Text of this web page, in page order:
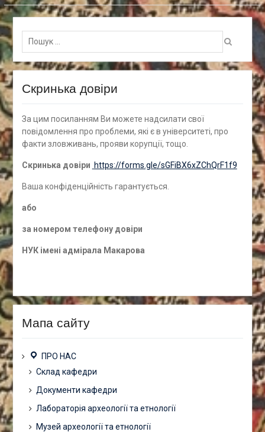
Пошук
для:
Скринька довіри
За цим посиланням Ви можете надсилати свої
повідомлення про проблеми, які є в університеті, про
факти зловживань, прояви корупції, тощо.
Скринька довіри https://forms.gle/sGFiBX6xZChQrF1f9
Ваша конфіденційність гарантується.
або
за номером телефону довіри
НУК імені адмірала Макарова
Мапа сайту
ПРО НАС
Склад кафедри
Документи кафедри
Лабораторія археології та етнології
Музей археології та етнології